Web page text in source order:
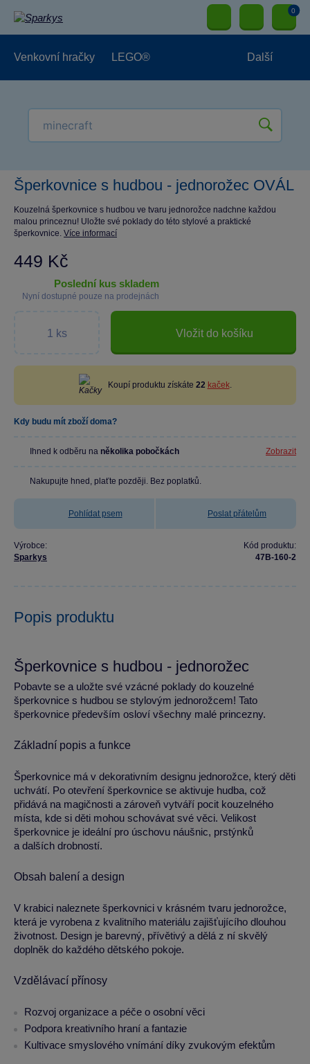
0
Venkovní hračky LEGO® Další
Šperkovnice s hudbou - jednorožec OVÁL
Kouzelná šperkovnice s hudbou ve tvaru jednorožce nadchne každou
malou princeznu! Uložte své poklady do této stylové a praktické
šperkovnice. Více informací
449 Kč
poslední kus skladem
Nyní dostupné pouze na prodejnách
Vložit do košíku
Koupí produktu získáte 22 kaček.
Kdy budu mít zboží doma?
Ihned k odběru na několika pobočkách Zobrazit
Nakupujte hned, plaťte později. Bez poplatků.
Pohlídat psem Poslat přátelům
Výrobce:
Sparkys
Kód produktu:
47B-160-2
Popis produktu
Šperkovnice s hudbou - jednorožec
Pobavte se a uložte své vzácné poklady do kouzelné
šperkovnice s hudbou se stylovým jednorožcem! Tato
šperkovnice především osloví všechny malé princezny.
Základní popis a funkce
Šperkovnice má v dekorativním designu jednorožce, který děti
uchvátí. Po otevření šperkovnice se aktivuje hudba, což
přidává na magičnosti a zároveň vytváří pocit kouzelného
místa, kde si děti mohou schovávat své věci. Velikost
šperkovnice je ideální pro úschovu náušnic, prstýnků
a dalších drobností.
Obsah balení a design
V krabici naleznete šperkovnici v krásném tvaru jednorožce,
která je vyrobena z kvalitního materiálu zajišťujícího dlouhou
životnost. Design je barevný, přívětivý a dělá z ní skvělý
doplněk do každého dětského pokoje.
Vzdělávací přínosy
Rozvoj organizace a péče o osobní věci
Podpora kreativního hraní a fantazie
Kultivace smyslového vnímání díky zvukovým efektům